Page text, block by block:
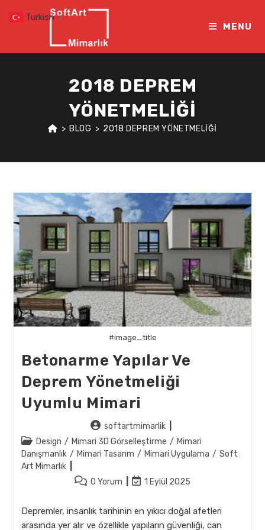
MENU
2018 DEPREM
YÖNETMELIĞI
> BLOG > 2018 DEPREM YÖNETMELIĞI
#image_title
Betonarme Yapılar Ve
Deprem Yönetmeliği
Uyumlu Mimari
Post
author:
softartmimarlik
Post
category:
Design / Mimari 3D Görselleştirme / Mimari
Danışmanlık / Mimari Tasarım / Mimari Uygulama / Soft
Art Mimarlık
Post0 Yorum
Post
modified:
1 Eylül 2025
Depremler, insanlık tarihinin en yıkıcı doğal afetleri
arasında yer alır ve özellikle yapıların güvenliği, can
Turkish ▼